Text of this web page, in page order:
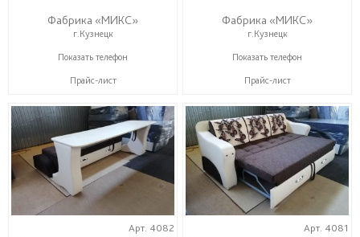
Фабрика «МИКС»
г.Кузнецк
+7 (937) 423-36-37
Показать телефон
Прайс-лист
Фабрика «МИКС»
г.Кузнецк
+7 (937) 423-36-37
Показать телефон
Прайс-лист
Арт. 4082 Арт. 4081